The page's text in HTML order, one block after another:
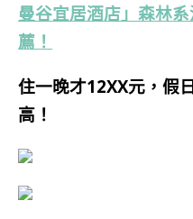
曼谷宜居酒店」森林
薦！
住一晚才12XX元，假
高！